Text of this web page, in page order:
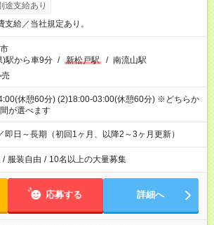
途支給あり
支給／当社規定あり。
)駅から車9分 / 新松戸駅 / 南流山駅
休憩60分) (2)18:00-03:00(休憩60分) ※どちらか
が選べます
即日～長期（初回1ヶ月、以降2～3ヶ月更新）
/ 服装自由 / 10名以上の大量募集
応募する 詳細へ